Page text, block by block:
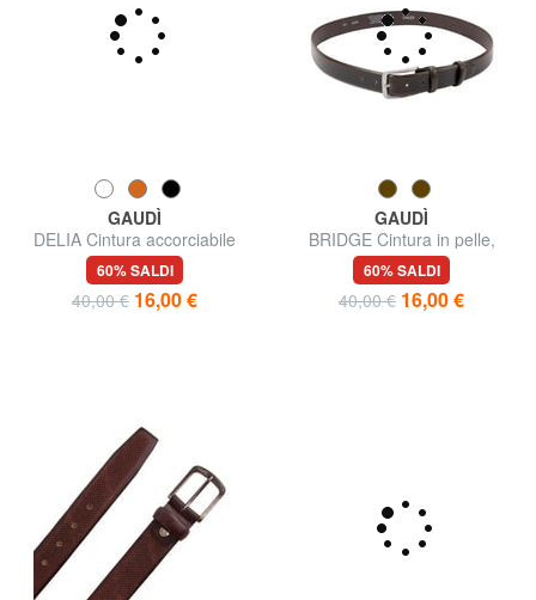
GAUDÌ
DELIA Cintura accorciabile
60% SALDI
40,00 € 16,00 €
GAUDÌ
BRIDGE Cintura in pelle,
Made in Italy
60% SALDI
40,00 € 16,00 €